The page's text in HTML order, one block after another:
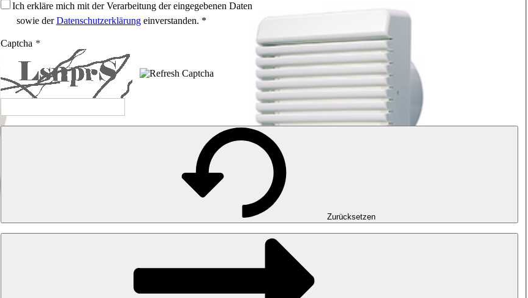
Ich erkläre mich mit der Verarbeitung der eingegebenen Daten
sowie derDatenschutzerklärungeinverstanden. *
Captcha
Zurücksetzen